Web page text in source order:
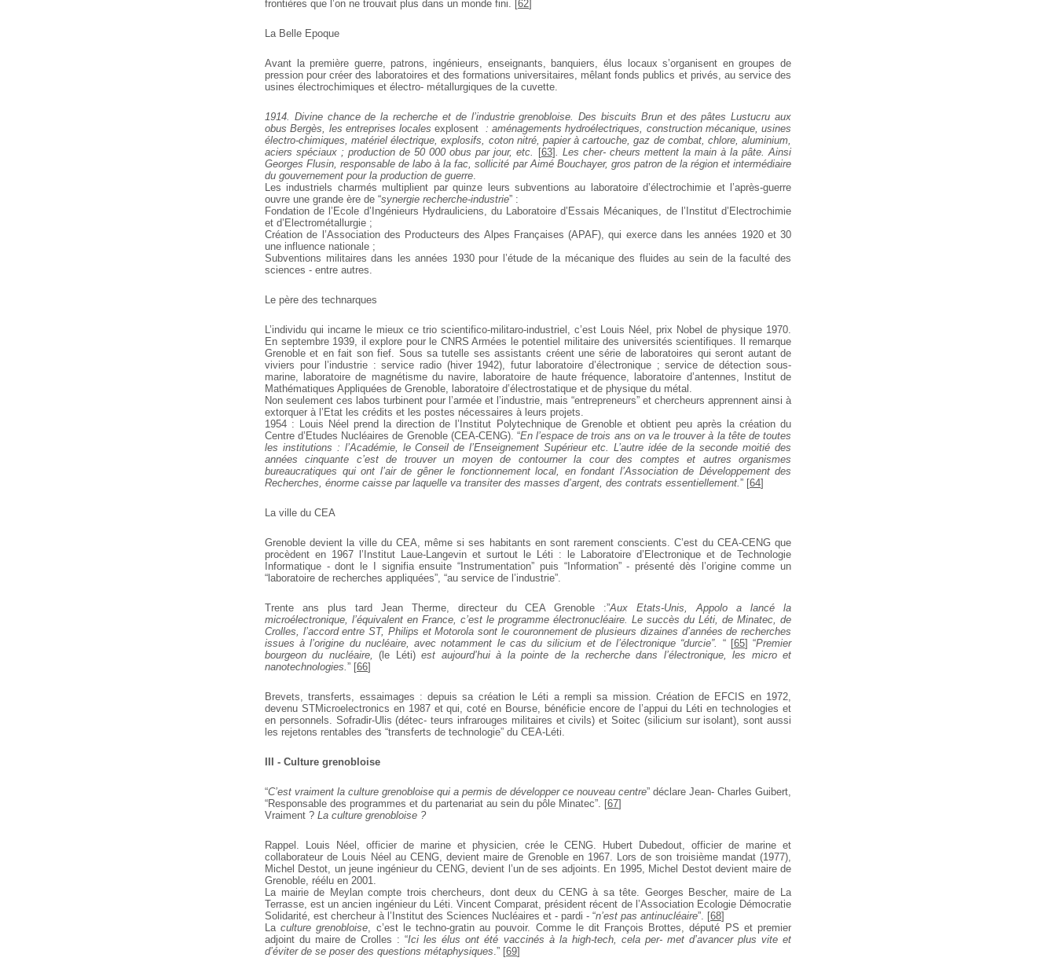
frontières que l’on ne trouvait plus dans un monde fini.
[62]
La Belle Epoque
Avant la première guerre, patrons, ingénieurs, enseignants, banquiers, élus locaux s’organisent en groupes de
pression pour créer des laboratoires et des formations universitaires, mêlant fonds publics et privés, au service des
usines électrochimiques et électro- métallurgiques de la cuvette.
1914. Divine chance de la recherche et de l’industrie grenobloise. Des biscuits Brun et des pâtes Lustucru aux
obus Bergès, les entreprises locales explosent
: aménagements hydroélectriques, construction mécanique, usines
électro-chimiques, matériel électrique, explosifs, coton nitré, papier à cartouche, gaz de combat, chlore, aluminium,
aciers spéciaux ; production de 50 000 obus par jour, etc.
[63] . Les cher-cheurs mettent la main à la pâte. Ainsi
Georges Flusin, responsable de labo à la fac, sollicité par AiméBouchayer, gros patron de la région et intermédiaire
du gouvernement pour la production de guerre
Les industriels charmés multiplient par quinze leurs subventions au laboratoired’électrochimie et l’après-guerre
ouvre une grande ère de “synergie recherche-industrie” :
Fondation de l’Ecole d’Ingénieurs Hydrauliciens, du Laboratoire d’Essais Mécaniques, del’Institut d’Electrochimie
et d’Electrométallurgie ;
Création de l’Association des Producteurs des Alpes Françaises (APAF), qui exerce dans les années 1920 et 30
une influence nationale ;
Subventions militaires dans les années 1930 pour l’étude de la mécanique des fluides au sein de la faculté des
sciences - entre autres.
Le père des technarques
L’individu qui incarne le mieux ce trio scientifico-militaro-industriel, c’est Louis Néel, prix Nobel de physique 1970.
En septembre 1939, il explore pour le CNRS Armées le potentiel militaire des universités scientifiques. Il remarque
Grenoble et en fait son fief.
Sous sa tutelle ses assistants créent une série de laboratoires qui seront autant de
viviers pour l’industrie : service radio (hiver 1942), futur laboratoire d’électronique ; service dedétection sous-
marine, laboratoire de magnétisme du navire, laboratoire de haute fréquence, laboratoire d’antennes, Institut de
Mathématiques Appliquées de Grenoble, laboratoire d’électrostatique et de physique du métal.
Non seulement ces labos turbinent pour l’armée et l’industrie, mais “entrepreneurs” et chercheurs apprennent ainsi à
extorquer à l’Etat les crédits et les postes nécessaires à leurs projets.
1954 : Louis Néel prend la direction de l’Institut Polytechnique de Grenoble et obtient peuaprès la création du
Centre d’Etudes Nucléaires de Grenoble (CEA-CENG). “En l’espace de trois ans on va le trouver à la tête de toutes
les institutions : l’Académie, le Conseil de l’Enseignement Supérieur etc. L’autre idée de la seconde moitié des
années cinquante c’est de trouver un moyen de contourner la cour des comptes et autres organismes
bureaucratiques qui ont l’air de gêner le fonctionnement local,
en fondant l’Association de Développement des
Recherches, énorme caisse par laquelle va transiter des masses d’argent, des contrats essentiellement. ” [64]
La ville du CEA
Grenoble devient la ville du CEA, même si ses habitants en sont rarement conscients. C’est du CEA-CENG que
procèdent en 1967 l’Institut Laue-Langevin et surtout le Léti : le Laboratoire d’Electronique et de Technologie
Informatique - dont le I
signifia ensuite “Instrumentation” puis “Information” - présenté dès l’origine comme un
“laboratoire de recherches appliquées”, “au service de l’industrie”.
Trente ans plus tard Jean Therme, directeur du CEA Grenoble :”Aux Etats-Unis,
Appolo a lancé la
microélectronique, l’équivalent en France, c’est le programme électronucléaire. Le succès du Léti, de Minatec, de
Crolles, l’accord entre ST, Philips et Motorola sont le couronnement de plusieurs dizaines d’années de recherches
issues à l’origine du nucléaire, avec notamment le cas du silicium et de l’électronique “durcie”.
“[65] “Premier
bourgeon du nucléaire,
(le Léti)est aujourd’hui à la pointe de la recherche dans l’électronique, les micro et
nanotechnologies. ” [66]
Brevets, transferts, essaimages : depuis sa création le Léti a rempli sa mission.
Création de EFCIS en 1972,
devenu STMicroelectronics en 1987 et qui, coté en Bourse,
bénéficie encore de l’appui du Léti en technologies et
en personnels. Sofradir-Ulis (détec- teurs infrarouges militaires et civils) et Soitec (silicium sur isolant), sont aussi
les rejetons rentables des “transferts de technologie” du CEA-Léti.
III - Culture grenobloise
“C’est vraiment la culture grenobloise qui a permis de développer ce nouveau centre” déclare Jean- Charles Guibert,
“Responsable des programmes et du partenariat au sein du pôle Minatec”. [67]
Vraiment ? La culture grenobloise ?
Rappel. Louis Néel, officier de marine et physicien, crée le CENG. Hubert Dubedout,
officier de marine et
collaborateur de Louis Néel au CENG, devient maire de Grenobleen 1967. Lors de son troisième mandat (1977),
Michel Destot, un jeune ingénieur du CENG, devient l’un de ses adjoints. En 1995, Michel Destot devient maire de
Grenoble, réélu en 2001.
La mairie de Meylan compte trois chercheurs, dont deux du CENG à sa tête. Georges Bescher, maire de La
Terrasse, est un ancien ingénieur du Léti. Vincent Comparat, président récent de l’Association Ecologie Démocratie
Solidarité, est chercheur à l’Institut des Sciences Nucléaires et - pardi - “n’est pas antinucléaire”. [68]
Laculture grenobloise , c’est le techno-gratin au pouvoir. Comme le dit François Brottes, député PS et premier
adjoint du maire de Crolles : “Ici les élus ont été vaccinés à la high-tech, cela per-met d’avancer plus vite et
d’éviter de se poser des questions métaphysiques .” [69]